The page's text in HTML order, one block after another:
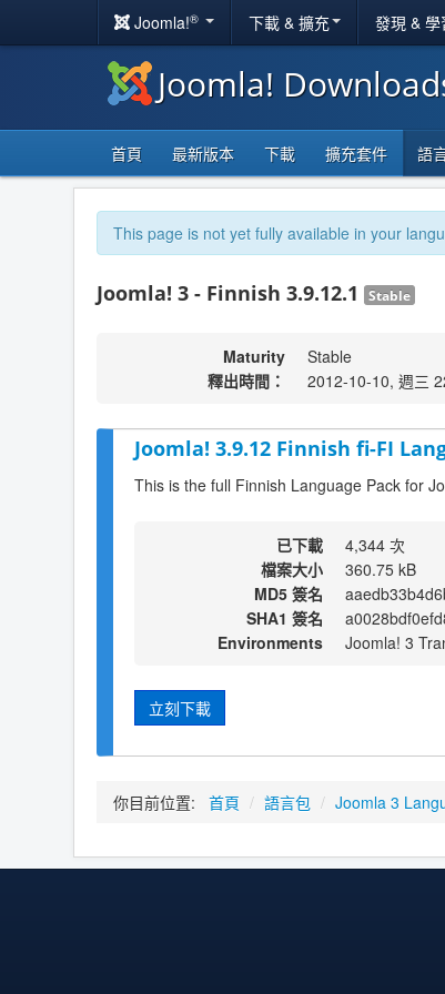
Joomla!® 下載 & 擴充 發現 & 學
Joomla!
首頁 最新版本 下載 擴充套件 語
This page is not yet fully available in your
Joomla! 3 - Finnish 3.9.12.1 Stable
Maturity
Stable
釋出時間：
2012-10-10, 週三
Joomla! 3.9.12 Finnish fi-FI
This is the full Finnish Language Pack for
已下載
4,344 次
檔案大小
360.75 kB
MD5 簽名
SHA1 簽名
Environments
Joomla! 3
立刻下載
你目前位置: 首頁 / 語言包 / Joomla 3